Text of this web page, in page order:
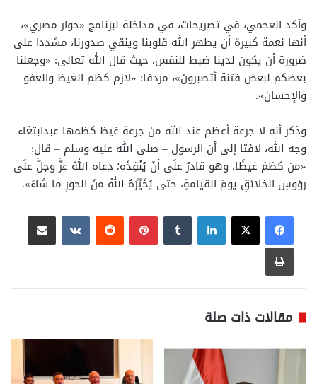
وأكد العجمي، في تصريحات، في مداخلة لبرنامج «حوار مصري»،
أنها نعمة كبيرة أن يطهر الله قلوبنا وينقي صدورنا، مشددا على
ضرورة أن يكون لدينا ضبط للنفس، حيث قال الله تعالى: «وجعلنا
بعضكم لبعض فتنة أتصبرون»، مردفا: «لازم كظم الغيظ والعفو
والإحسان».
وذكر أنه لا جرعة أعظم عند الله من جرعة غيظ كظمها عبدابتغاء
وجه الله، لافتا إلى أن الرسول – صلى الله عليه وسلم – قال:
«من كظمَ غيظًا، وهو قادرٌ علَى أنْ يُنْفِذَه؛ دعاه اللهُ عزَّ وجلَّ علَى
رؤوسِ الخلائقِ يومَ القيامةِ، حتى يُخَيِّرَهُ اللهُ منَ الحورِ ما شاءَ».
لينكدإن بينتيريست
مشاركة عبر البريد
طباعة
مقالات ذات صلة